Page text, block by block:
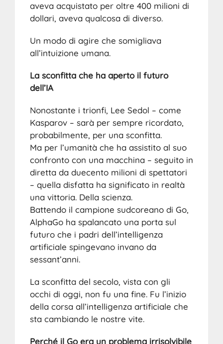
aveva acquistato per oltre 400 milioni di
dollari, aveva qualcosa di diverso.
Un modo di agire che somigliava
all’intuizione umana.
La sconfitta che ha aperto il futuro
dell’IA
Nonostante i trionfi, Lee Sedol – come
Kasparov – sarà per sempre ricordato,
probabilmente, per una sconfitta.
Ma per l’umanità che ha assistito al suo
confronto con una macchina – seguito in
diretta da duecento milioni di spettatori
– quella disfatta ha significato in realtà
una vittoria. Della scienza.
Battendo il campione sudcoreano di Go,
AlphaGo ha spalancato una porta sul
futuro che i padri dell’intelligenza
artificiale spingevano invano da
sessant’anni.
La sconfitta del secolo, vista con gli
occhi di oggi, non fu una fine. Fu l’inizio
della corsa all’intelligenza artificiale che
sta cambiando le nostre vite.
Perché il Go era un problema irrisolvibile